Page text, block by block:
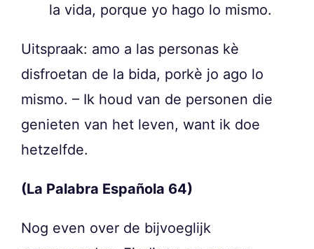
la vida, porque yo hago lo mismo.
Uitspraak: amo a las personas kè
disfroetan de la bida, porkè jo ago lo
mismo. – Ik houd van de personen die
genieten van het leven, want ik doe
hetzelfde.
(La Palabra Española 64)
Nog even over de bijvoeglijk